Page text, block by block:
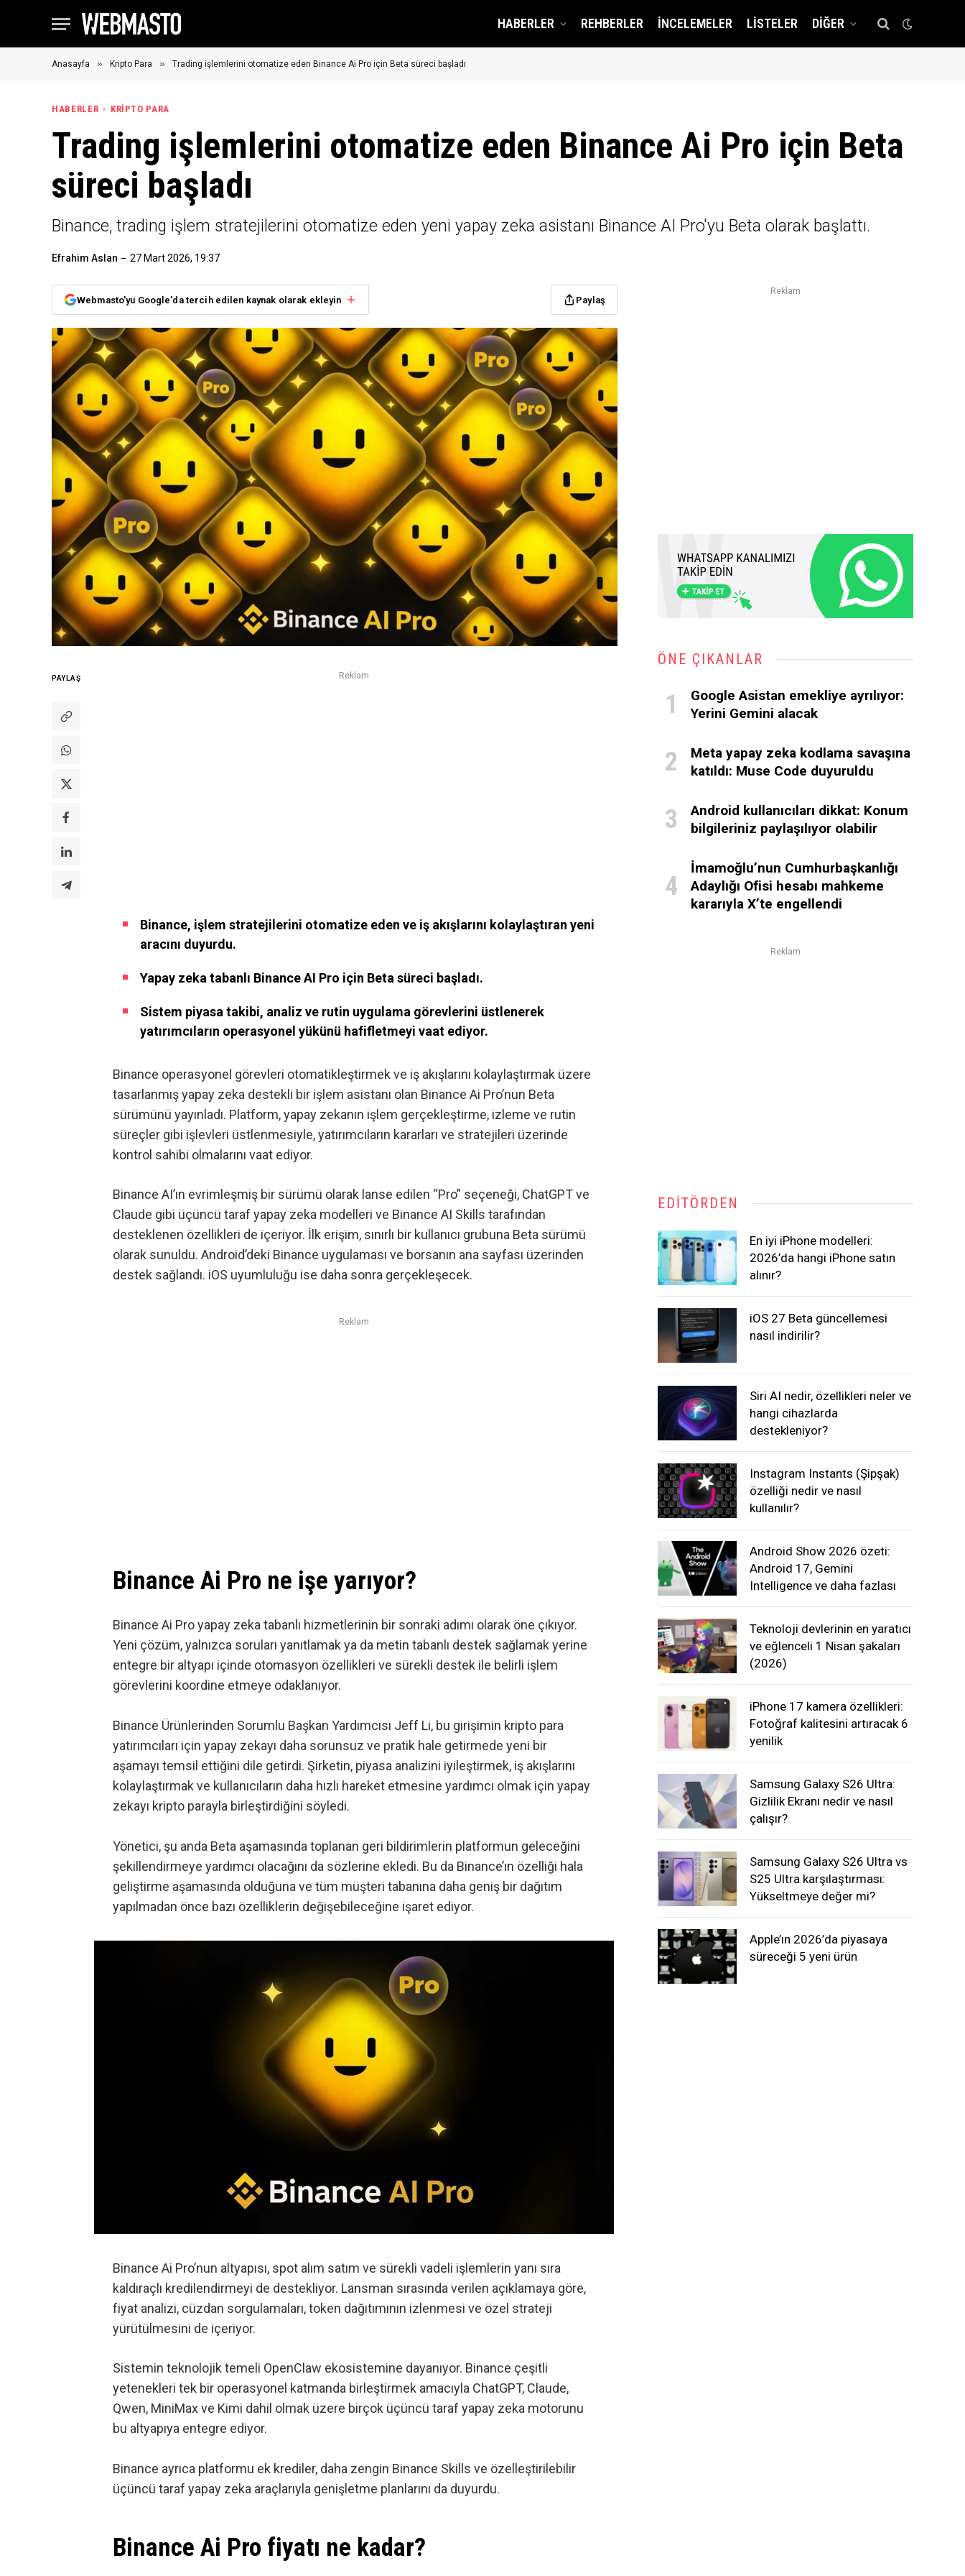
HABERLER REHBERLER İNCELEMELER LISTELER DIĞER
Anasayfa » Kripto Para » Trading işlemlerini otomatize eden Binance Ai Pro için Beta süreci başladı
HABERLER KRIPTO PARA
Trading işlemlerini otomatize eden Binance Ai Pro için Beta
süreci başladı
Binance, trading işlem stratejilerini otomatize eden yeni yapay zeka asistanı Binance AI Pro'yu Beta olarak başlattı.
Efrahim Aslan 27 Mart 2026, 19:37
Webmasto'yu Google'da tercih edilen kaynak olarak ekleyin Paylaş
PAYLAŞ Reklam
Binance, işlem stratejilerini otomatize eden ve iş akışlarını kolaylaştıran yeni
aracını duyurdu.
Yapay zeka tabanlı Binance AI Pro için Beta süreci başladı.
Sistem piyasa takibi, analiz ve rutin uygulama görevlerini üstlenerek
yatırımcıların operasyonel yükünü hafifletmeyi vaat ediyor.
Binance operasyonel görevleri otomatikleştirmek ve iş akışlarını kolaylaştırmak üzere
tasarlanmış yapay zeka destekli bir işlem asistanı olan Binance Ai Pro’nun Beta
sürümünü yayınladı. Platform, yapay zekanın işlem gerçekleştirme, izleme ve rutin
süreçler gibi işlevleri üstlenmesiyle, yatırımcıların kararları ve stratejileri üzerinde
kontrol sahibi olmalarını vaat ediyor.
Binance AI’ın evrimleşmiş bir sürümü olarak lanse edilen “Pro” seçeneği, ChatGPT ve
Claude gibi üçüncü taraf yapay zeka modelleri ve Binance AI Skills tarafından
desteklenen özellikleri de içeriyor. İlk erişim, sınırlı bir kullanıcı grubuna Beta sürümü
olarak sunuldu. Android’deki Binance uygulaması ve borsanın ana sayfası üzerinden
destek sağlandı. iOS uyumluluğu ise daha sonra gerçekleşecek.
Reklam
Binance Ai Pro ne işe yarıyor?
Binance Ai Pro yapay zeka tabanlı hizmetlerinin bir sonraki adımı olarak öne çıkıyor.
Yeni çözüm, yalnızca soruları yanıtlamak ya da metin tabanlı destek sağlamak yerine
entegre bir altyapı içinde otomasyon özellikleri ve sürekli destek ile belirli işlem
görevlerini koordine etmeye odaklanıyor.
Binance Ürünlerinden Sorumlu Başkan Yardımcısı Jeff Li, bu girişimin kripto para
yatırımcıları için yapay zekayı daha sorunsuz ve pratik hale getirmede yeni bir
aşamayı temsil ettiğini dile getirdi. Şirketin, piyasa analizini iyileştirmek, iş akışlarını
kolaylaştırmak ve kullanıcıların daha hızlı hareket etmesine yardımcı olmak için yapay
zekayı kripto parayla birleştirdiğini söyledi.
Yönetici, şu anda Beta aşamasında toplanan geri bildirimlerin platformun geleceğini
şekillendirmeye yardımcı olacağını da sözlerine ekledi. Bu da Binance’ın özelliği hala
geliştirme aşamasında olduğuna ve tüm müşteri tabanına daha geniş bir dağıtım
yapılmadan önce bazı özelliklerin değişebileceğine işaret ediyor.
Binance Ai Pro’nun altyapısı, spot alım satım ve sürekli vadeli işlemlerin yanı sıra
kaldıraçlı kredilendirmeyi de destekliyor. Lansman sırasında verilen açıklamaya göre,
fiyat analizi, cüzdan sorgulamaları, token dağıtımının izlenmesi ve özel strateji
yürütülmesini de içeriyor.
Sistemin teknolojik temeli OpenClaw ekosistemine dayanıyor. Binance çeşitli
yetenekleri tek bir operasyonel katmanda birleştirmek amacıyla ChatGPT, Claude,
Qwen, MiniMax ve Kimi dahil olmak üzere birçok üçüncü taraf yapay zeka motorunu
bu altyapıya entegre ediyor.
Binance ayrıca platformu ek krediler, daha zengin Binance Skills ve özelleştirilebilir
üçüncü taraf yapay zeka araçlarıyla genişletme planlarını da duyurdu.
Binance Ai Pro fiyatı ne kadar?
Reklam
ÖNE ÇIKANLAR
Google Asistan emekliye ayrılıyor:
Yerini Gemini alacak
Meta yapay zeka kodlama savaşına
katıldı: Muse Code duyuruldu
Android kullanıcıları dikkat: Konum
bilgileriniz paylaşılıyor olabilir
İmamoğlu’nun Cumhurbaşkanlığı
Adaylığı Ofisi hesabı mahkeme
kararıyla X’te engellendi
Reklam
EDITÖRDEN
En iyi iPhone modelleri:
2026’da hangi iPhone satın
alınır?
iOS 27 Beta güncellemesi
nasıl indirilir?
Siri AI nedir, özellikleri neler ve
hangi cihazlarda
destekleniyor?
Instagram Instants (Şipşak)
özelliği nedir ve nasıl
kullanılır?
Android Show 2026 özeti:
Android 17, Gemini
Intelligence ve daha fazlası
Teknoloji devlerinin en yaratıcı
ve eğlenceli 1 Nisan şakaları
(2026)
iPhone 17 kamera özellikleri:
Fotoğraf kalitesini artıracak 6
yenilik
Samsung Galaxy S26 Ultra:
Gizlilik Ekranı nedir ve nasıl
çalışır?
Samsung Galaxy S26 Ultra vs
S25 Ultra karşılaştırması:
Yükseltmeye değer mi?
Apple’ın 2026’da piyasaya
süreceği 5 yeni ürün